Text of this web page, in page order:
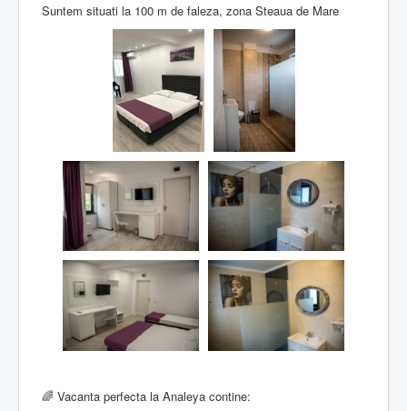
Suntem situati la 100 m de faleza, zona Steaua de Mare
🌈 Vacanta perfecta la Analeya contine: